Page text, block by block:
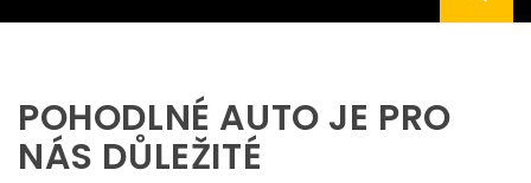
POHODLNÉ AUTO JE PRO
NÁS DŮLEŽITÉ